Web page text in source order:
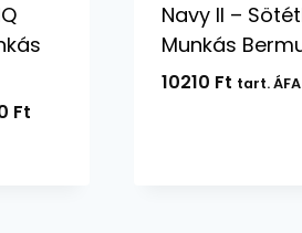
FtÁrtartomány:
Navy II –
Munkás
10210 Ft tart. ÁFA